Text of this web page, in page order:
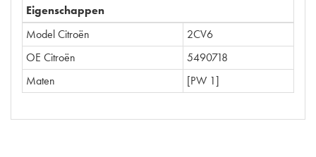
Eigenschappen
Model Citroën
2CV6
OE Citroën
5490718
Maten
[PW 1]